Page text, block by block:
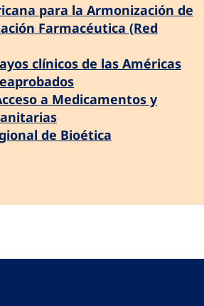
para la Armonización de
Farmacéutica (Red
clínicos de las Américas
a Medicamentos y
de Bioética